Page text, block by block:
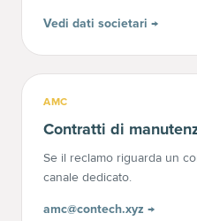
Vedi dati societari →
AMC
Contratti di
Se il reclamo riguarda un
canale dedicato.
amc@contech.xyz →